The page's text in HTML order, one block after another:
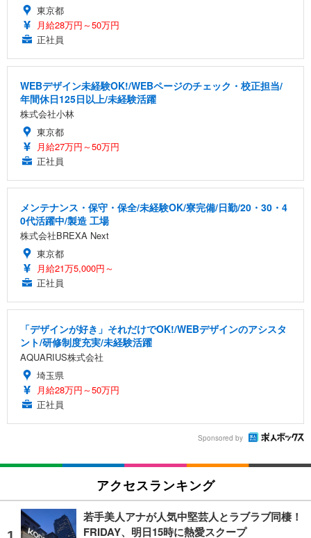
東京都
月給28万円～50万円
正社員
WEBデザイン未経験OK!/WEBページのチェック・校正担当/
年間休日125日以上/未経験活躍
株式会社小林
東京都
月給27万円～50万円
正社員
メンテナンス・保守・保全/未経験OK/寮完備/日勤/20・30・4
0代活躍中/製造 工場
株式会社BREXA Next
東京都
月給21万5,000円～
正社員
「デザインが好き」それだけでOK!/WEBデザインのアシスタ
ント/研修制度充実/未経験活躍
AQUARIUS株式会社
埼玉県
月給28万円～50万円
正社員
Sponsored by
アクセスランキング
若手美人アナが人気中堅芸人とラブラブ同棲！
FRIDAY、明日15時に熱愛スクープ